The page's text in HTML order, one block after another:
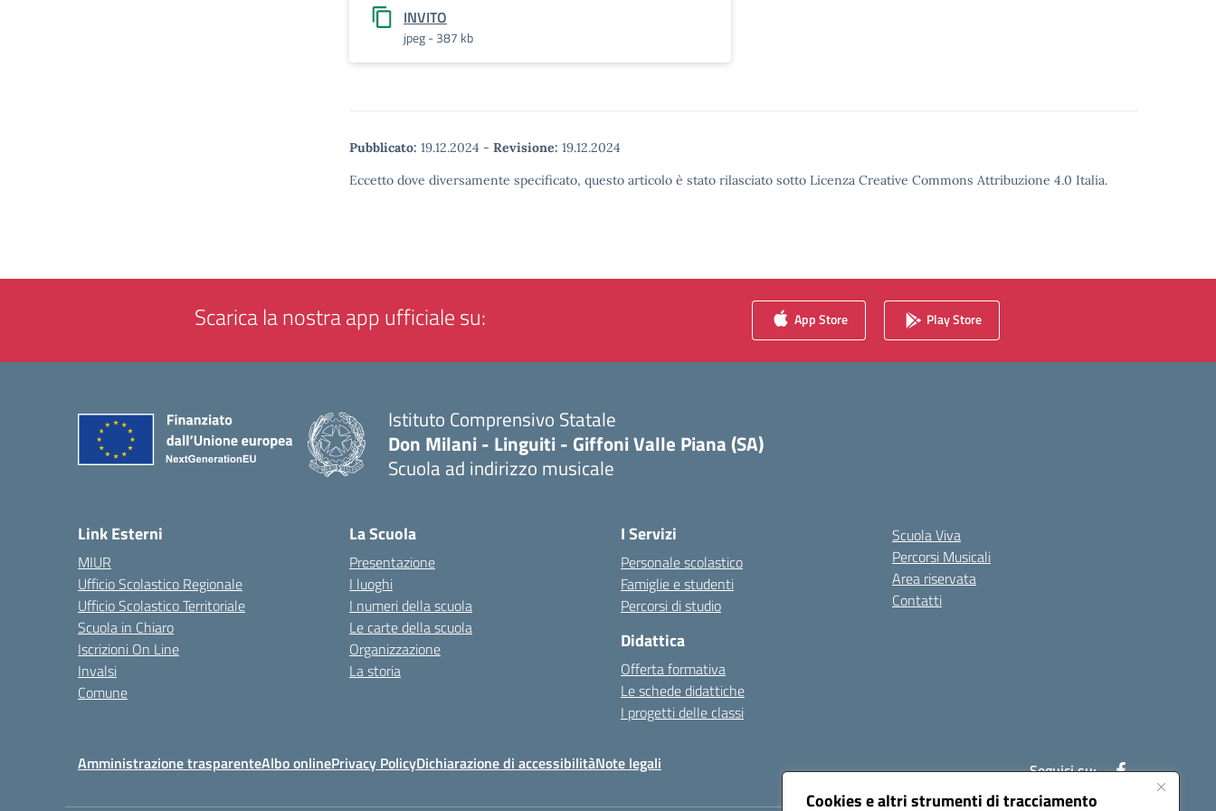
Cookies e altri strumenti di tracciamento
INVITO
jpeg - 387 kb
Pubblicato: 19.12.2024 - Revisione: 19.12.2024
Eccetto dove diversamente specificato, questo articolo è stato rilasciato sotto Licenza Creative Commons Attribuzione 4.0 Italia.
Scarica la nostra app ufficiale su: App Store Play Store
Istituto Comprensivo Statale
Don Milani - Linguiti - Giffoni Valle Piana (SA)
Scuola ad indirizzo musicale
Link Esterni
MIUR
Ufficio Scolastico Regionale
Ufficio Scolastico Territoriale
Scuola in Chiaro
Iscrizioni On Line
Invalsi
Comune
La Scuola
Presentazione
I luoghi
I numeri della scuola
Le carte della scuola
Organizzazione
La storia
I Servizi
Personale scolastico
Famiglie e studenti
Percorsi di studio
Didattica
Offerta formativa
Le schede didattiche
I progetti delle classi
Scuola Viva
Percorsi Musicali
Area riservata
Contatti
Amministrazione trasparenteAlbo onlinePrivacy PolicyDichiarazione di accessibilitàNote legali Seguici su: